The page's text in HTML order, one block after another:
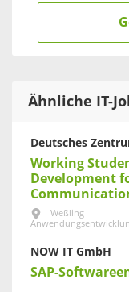
Ähnliche IT-
Deutsches
Working
Development
Weßling
NOW IT GmbH
SAP-